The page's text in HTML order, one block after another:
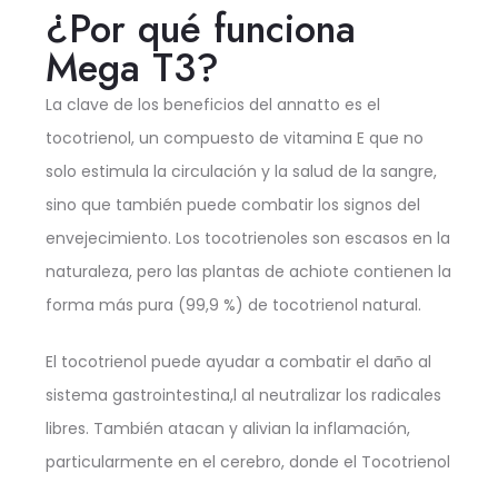
¿Por qué funciona
Mega T3?
La clave de los beneficios del annatto es el
tocotrienol, un compuesto de vitamina E que no
solo estimula la circulación y la salud de la sangre,
sino que también puede combatir los signos del
envejecimiento. Los tocotrienoles son escasos en la
naturaleza, pero las plantas de achiote contienen la
forma más pura (99,9 %) de tocotrienol natural.
El tocotrienol puede ayudar a combatir el daño al
sistema gastrointestina,l al neutralizar los radicales
libres. También atacan y alivian la inflamación,
particularmente en el cerebro, donde el Tocotrienol